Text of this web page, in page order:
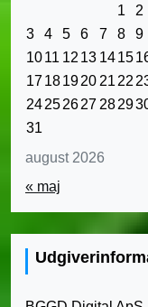
august 2026
1
2
3
4 5 6 7 8
9
1011 12 13 1415
17181920 21 22
24252627 2829
31
« maj